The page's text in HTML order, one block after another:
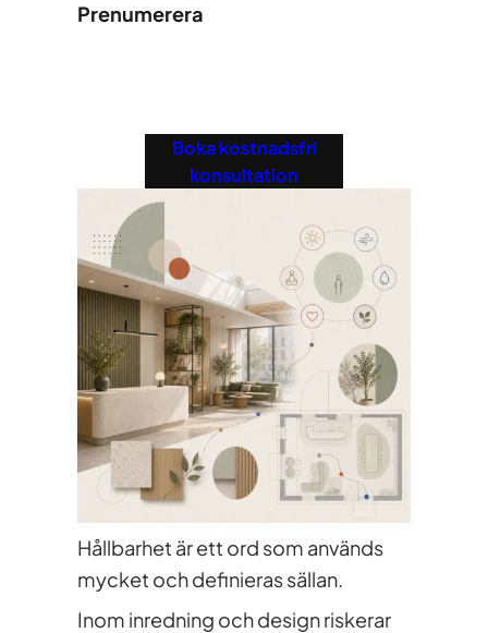
Prenumerera
Boka kostnadsfri
konsultation
Hållbarhet är ett ord som används
mycket och definieras sällan.
Inom inredning och design riskerar